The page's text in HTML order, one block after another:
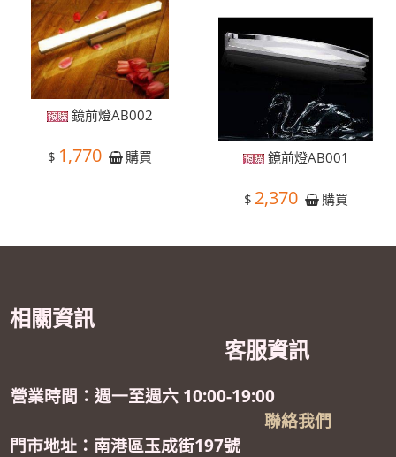
鏡前燈AB002
$ 1,770 購買 鏡前燈AB001
$ 2,370 購買
相關資訊
客服資訊
營業時間：週一至週六 10:00-19:00
聯絡我們
門市地址：南港區玉成街197號